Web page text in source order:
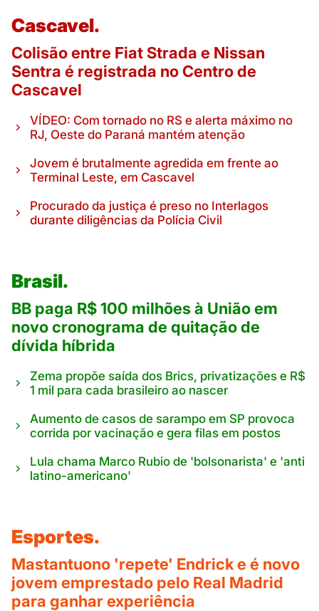
Cascavel.
Colisão entre Fiat Strada e Nissan
Sentra é registrada no Centro de
Cascavel
VÍDEO: Com tornado no RS e alerta máximo no
RJ, Oeste do Paraná mantém atenção
Jovem é brutalmente agredida em frente ao
Terminal Leste, em Cascavel
Procurado da justiça é preso no Interlagos
durante diligências da Polícia Civil
Brasil.
BB paga R$ 100 milhões à União em
novo cronograma de quitação de
dívida híbrida
Zema propõe saída dos Brics, privatizações e R$
1 mil para cada brasileiro ao nascer
Aumento de casos de sarampo em SP provoca
corrida por vacinação e gera filas em postos
Lula chama Marco Rubio de 'bolsonarista' e 'anti
latino-americano'
Esportes.
Mastantuono 'repete' Endrick e é novo
jovem emprestado pelo Real Madrid
para ganhar experiência